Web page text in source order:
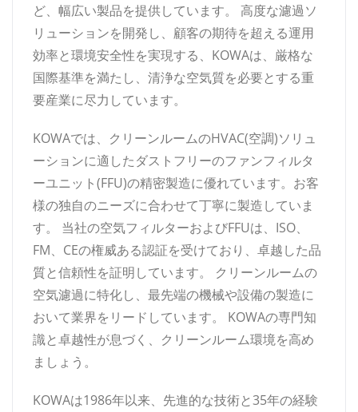
ど、幅広い製品を提供しています。 高度な濾過ソ
リューションを開発し、顧客の期待を超える運用
効率と環境安全性を実現する、KOWAは、厳格な
国際基準を満たし、清浄な空気質を必要とする重
要産業に尽力しています。
KOWAでは、クリーンルームのHVAC(空調)ソリュ
ーションに適したダストフリーのファンフィルタ
ーユニット(FFU)の精密製造に優れています。お客
様の独自のニーズに合わせて丁寧に製造していま
す。 当社の空気フィルターおよびFFUは、ISO、
FM、CEの権威ある認証を受けており、卓越した品
質と信頼性を証明しています。 クリーンルームの
空気濾過に特化し、最先端の機械や設備の製造に
おいて業界をリードしています。 KOWAの専門知
識と卓越性が息づく、クリーンルーム環境を高め
ましょう。
KOWAは1986年以来、先進的な技術と35年の経験